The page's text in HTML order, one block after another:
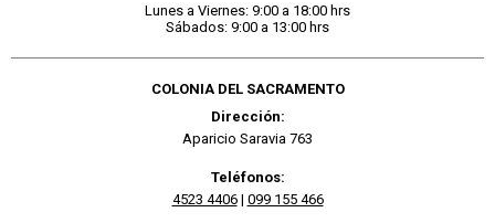
Lunes a Viernes: 9:00 a 18:00 hrs
Sábados: 9:00 a 13:00 hrs
COLONIA DEL SACRAMENTO
Dirección:
Aparicio Saravia 763
Teléfonos:
4523 4406| 099 155 466